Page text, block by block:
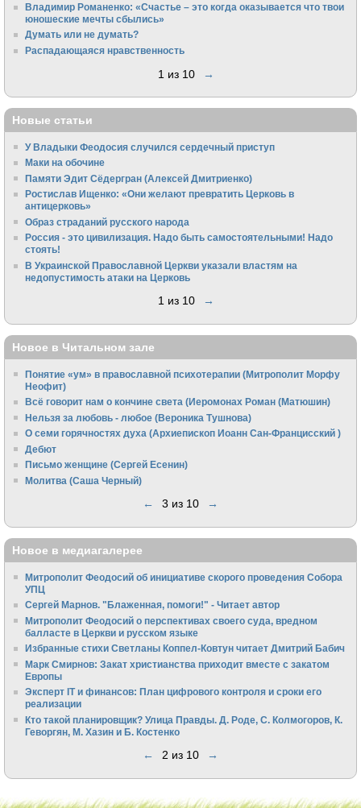
Владимир Романенко: «Счастье – это когда оказывается что твои
юношеские мечты сбылись»
Думать или не думать?
Распадающаяся нравственность
1 из 10 →
Новые статьи
У Владыки Феодосия случился сердечный приступ
Маки на обочине
Памяти Эдит Сёдергран (Алексей Дмитриенко)
Ростислав Ищенко: «Они желают превратить Церковь в
антицерковь»
Образ страданий русского народа
Россия - это цивилизация. Надо быть самостоятельными! Надо
стоять!
В Украинской Православной Церкви указали властям на
недопустимость атаки на Церковь
1 из 10 →
Новое в Читальном зале
Понятие «ум» в православной психотерапии (Митрополит Морфу
Неофит)
Всё говорит нам о кончине света (Иеромонах Роман (Матюшин)
Нельзя за любовь - любое (Вероника Тушнова)
О семи горячностях духа (Архиепископ Иоанн Сан-Францисский )
Дебют
Письмо женщине (Сергей Есенин)
Молитва (Саша Черный)
← 3 из 10 →
Новое в медиагалерее
Митрополит Феодосий об инициативе скорого проведения Собора
УПЦ
Сергей Марнов. "Блаженная, помоги!" - Читает автор
Митрополит Феодосий о перспективах своего суда, вредном
балласте в Церкви и русском языке
Избранные стихи Светланы Коппел-Ковтун читает Дмитрий Бабич
Марк Смирнов: Закат христианства приходит вместе с закатом
Европы
Эксперт IT и финансов: План цифрового контроля и сроки его
реализации
Кто такой планировщик? Улица Правды. Д. Роде, С. Колмогоров, К.
Геворгян, М. Хазин и Б. Костенко
← 2 из 10 →